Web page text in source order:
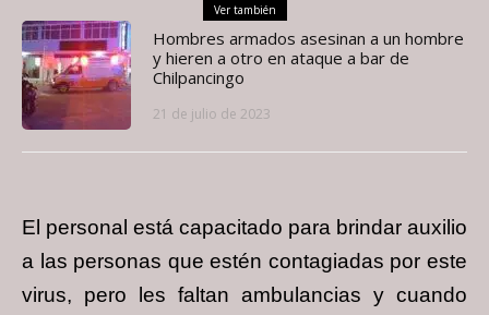
Ver también
Hombres armados asesinan a un hombre
y hieren a otro en ataque a bar de
Chilpancingo
21 de julio de 2023
El personal está capacitado para brindar auxilio
a las personas que estén contagiadas por este
virus, pero les faltan ambulancias y cuando